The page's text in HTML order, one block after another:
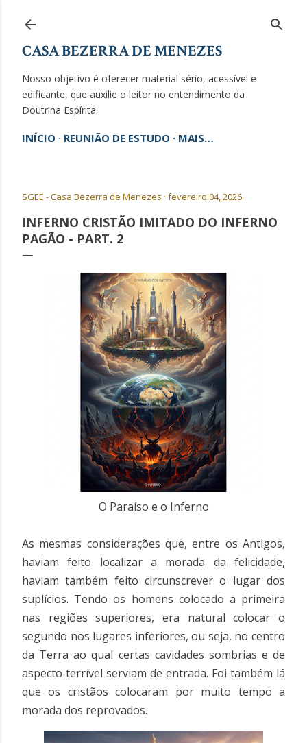
CASA BEZERRA DE MENEZES
Nosso objetivo é oferecer material sério, acessível e
edificante, que auxilie o leitor no entendimento da
Doutrina Espírita.
INÍCIO REUNIÃO DE ESTUDO MAIS…
SGEE - Casa Bezerra de Menezes fevereiro 04, 2026
INFERNO CRISTÃO IMITADO DO INFERNO
PAGÃO - PART. 2
O Paraíso e o Inferno
As mesmas considerações que, entre os Antigos,
haviam feito localizar a morada da felicidade,
haviam também feito circunscrever o lugar dos
suplícios. Tendo os homens colocado a primeira
nas regiões superiores, era natural colocar o
segundo nos lugares inferiores, ou seja, no centro
da Terra ao qual certas cavidades sombrias e de
aspecto terrível serviam de entrada. Foi também lá
que os cristãos colocaram por muito tempo a
morada dos reprovados.